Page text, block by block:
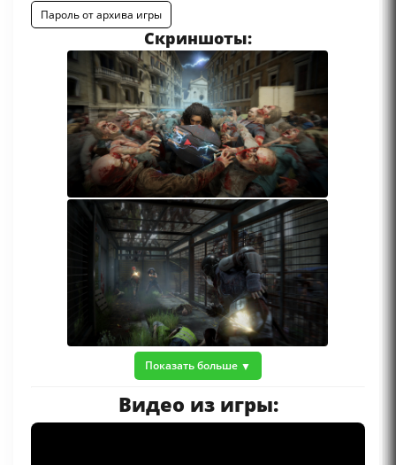
Пароль от архива игры
Скриншоты:
Показать больше
Видео из игры: